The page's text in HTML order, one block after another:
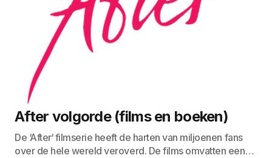
After volgorde (films en boeken)
De ‘After‘ filmserie heeft de harten van miljoenen fans
over de hele wereld veroverd. De films omvatten een…